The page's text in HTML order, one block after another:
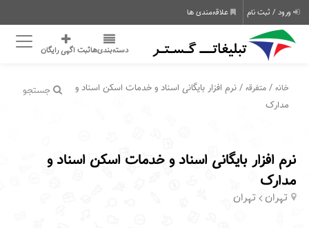
ورود / ثبت نام علاقه‌مندی ها
دسته‌بندی‌هاثبت اگهی رایگان
جستجو خانه /متفرقه / نرم افزار بایگانی اسناد و خدمات اسکن اسناد و
مدارک
نرم افزار بایگانی اسناد و خدمات اسکن اسناد و
مدارک
تهران تهران